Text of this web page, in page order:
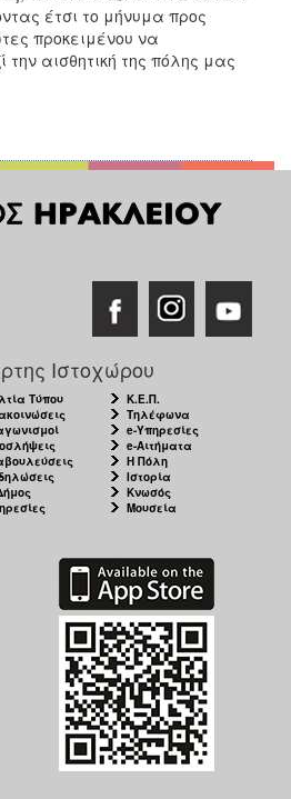
έτσι το μήνυμα προς
προκειμένου να
αισθητική της πόλης μας
Ιστοχώρου
Τύπου
Κ.Ε.Π.
Τηλέφωνα
e-Υπηρεσίες
e-Αιτήματα
Η Πόλη
Ιστορία
Κνωσός
Μουσεία